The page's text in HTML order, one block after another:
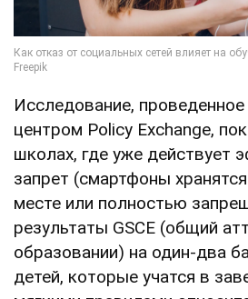
Исследование,
центром Policy Exchange,
школах, где уже действует
запрет (смартфоны
месте или полностью
результаты GSCE (общий
образовании) на один-два
детей, которые учатся в